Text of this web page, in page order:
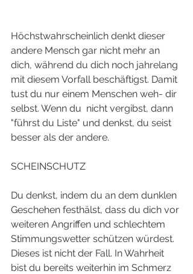
Höchstwahrscheinlich denkt dieser
andere Mensch gar nicht mehr an
dich, während du dich noch jahrelang
mit diesem Vorfall beschäftigst. Damit
tust du nur einem Menschen weh- dir
selbst. Wenn du  nicht vergibst, dann
"führst du Liste" und denkst, du seist
besser als der andere.
SCHEINSCHUTZ
Du denkst, indem du an dem dunklen
Geschehen festhälst, dass du dich vor
weiteren Angriffen und schlechtem
Stimmungswetter schützen würdest.
Dieses ist nicht der Fall. In Wahrheit
bist du bereits weiterhin im Schmerz